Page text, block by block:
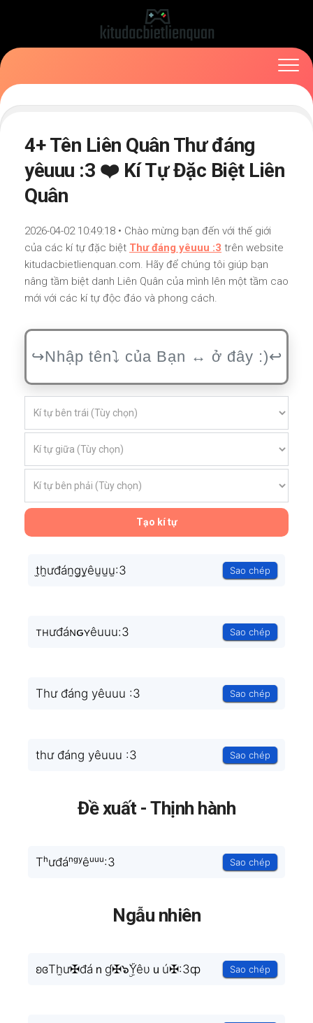
4+ Tên Liên Quân Thư đáng
yêuuu :3 ❤️ Kí Tự Đặc Biệt Liên
Quân
2026-04-02 10:49:18 • Chào mừng bạn đến với thế giới
của các kí tự đặc biệt Thư đáng yêuuu :3 trên website
kitudacbietlienquan.com. Hãy để chúng tôi giúp bạn
nâng tầm biệt danh Liên Quân của mình lên một tầm cao
mới với các kí tự độc đáo và phong cách.
Tạo kí tự
t̫h̫ưđán̫g̫y̫êu̫u̫u̫:3 Sao chép
тнưđáɴԍʏêuuu:3 Sao chép
Thư đáng yêuuu :3 Sao chép
thư đáng yêuuu :3 Sao chép
Đề xuất - Thịnh hành
Tʰưđáⁿᵍʸêᵘᵘᵘ:3 Sao chép
Ngẫu nhiên
ʚɞTh̫ư✠đáｎɠ✠๖ۣۜYêυｕú✠:3ȹ Sao chép